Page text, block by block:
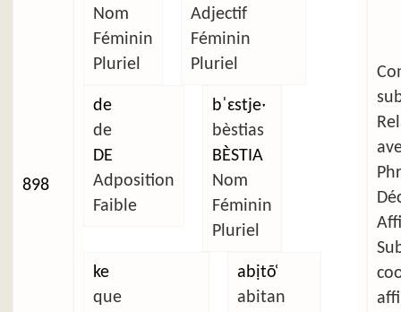
898
Nom
Féminin
Pluriel
Adjectif
Féminin
Pluriel
de
de
DE
Adposition
Faible
bˈɛstjeˑ
bèstias
BÈSTIA
Nom
Féminin
Pluriel
ke
que
abịtõ̜
abitan